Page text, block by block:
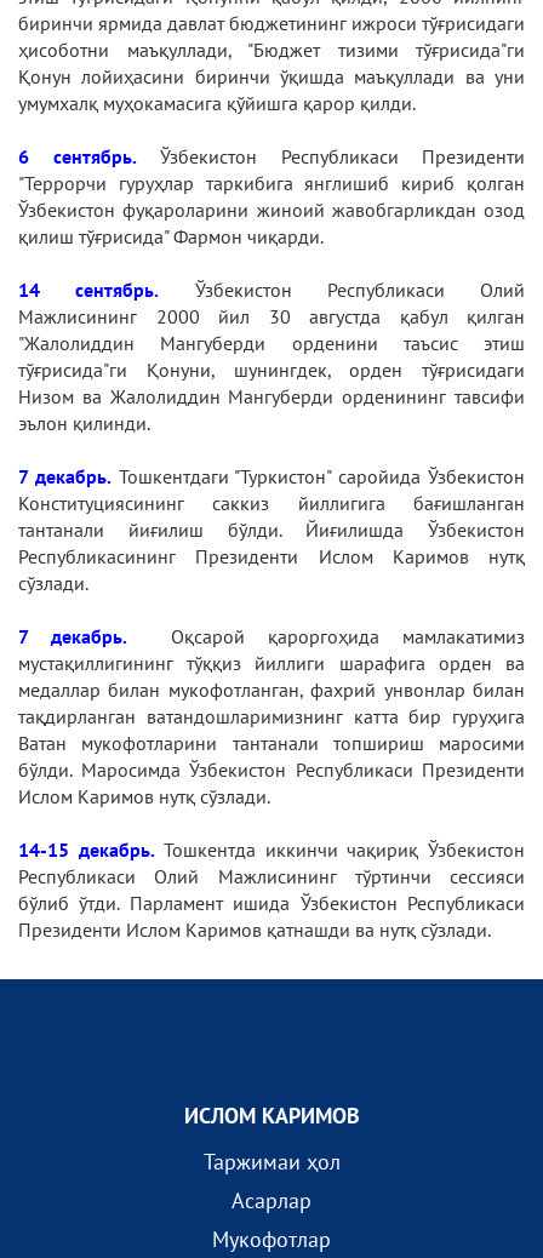
биринчи ярмида давлат бюджетининг ижроси тўғрисидаги
ҳисоботни маъқуллади, "Бюджет тизими тўғрисида"ги
Қонун лойиҳасини биринчи ўқишда маъқуллади ва уни
умумхалқ муҳокамасига қўйишга қарор қилди.
6 сентябрь.Ўзбекистон Республикаси Президенти
"Террорчи гуруҳлар таркибига янглишиб кириб қолган
Ўзбекистон фуқароларини жиноий жавобгарликдан озод
қилиш тўғрисида" Фармон чиқарди.
14 сентябрь. Ўзбекистон Республикаси Олий
Мажлисининг 2000 йил 30 августда қабул қилган
"Жалолиддин Мангуберди орденини таъсис этиш
тўғрисида"ги Қонуни, шунингдек, орден тўғрисидаги
Низом ва Жалолиддин Мангуберди орденининг тавсифи
эълон қилинди.
7 декабрь.Тошкентдаги "Туркистон" саройида Ўзбекистон
Конституциясининг саккиз йиллигига бағишланган
тантанали йиғилиш бўлди. Йиғилишда Ўзбекистон
Республикасининг Президенти Ислом Каримов нутқ
сўзлади.
7 декабрь.
Оқсарой қароргоҳида мамлакатимиз
мустақиллигининг тўққиз йиллиги шарафига орден ва
медаллар билан мукофотланган, фахрий унвонлар билан
тақдирланган ватандошларимизнинг катта бир гуруҳига
Ватан мукофотларини тантанали топшириш маросими
бўлди. Маросимда Ўзбекистон Республикаси Президенти
Ислом Каримов нутқ сўзлади.
14-15 декабрь.Тошкентда иккинчи чақириқ Ўзбекистон
Республикаси Олий Мажлисининг тўртинчи сессияси
бўлиб ўтди. Парламент ишида Ўзбекистон Республикаси
Президенти Ислом Каримов қатнашди ва нутқ сўзлади.
ИСЛОМ КАРИМОВ
Таржимаи ҳол
Асарлар
Мукофотлар